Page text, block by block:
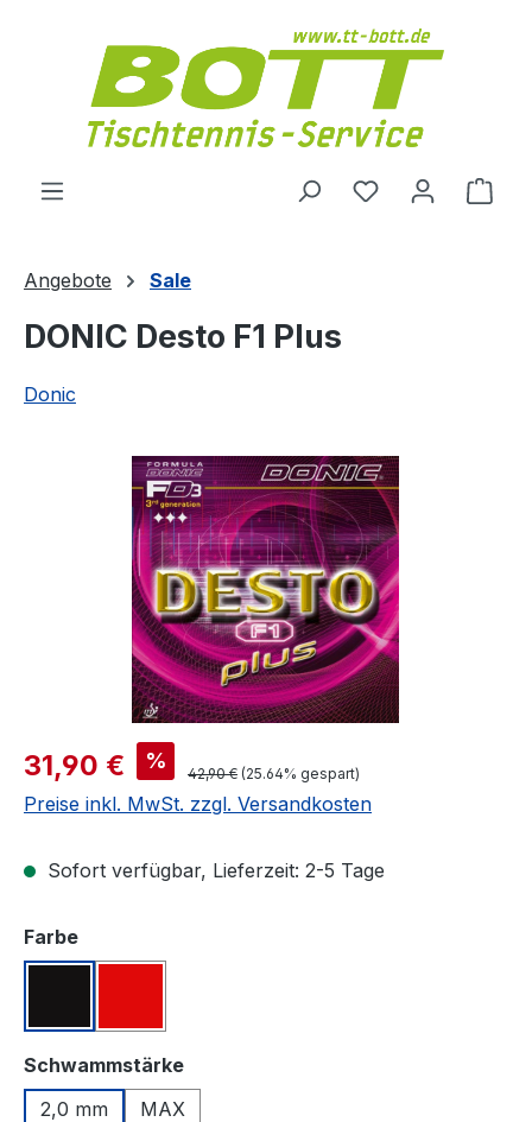
Du hast 0
Angebote Sale
DONIC Desto F1 Plus
Donic
Verkaufspreis:
31,90 € % Regulärer Preis:
42,90 € (25.64% gespart)
Preise inkl. MwSt. zzgl. Versandkosten
Sofort verfügbar, Lieferzeit: 2-5 Tage
Farbeauswählen
Schwammstärkeauswählen
2,0 mm
MAX